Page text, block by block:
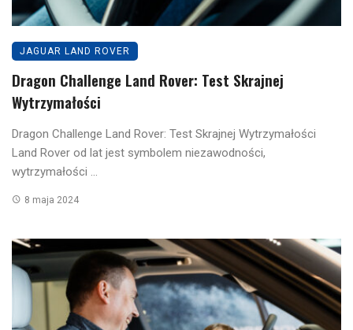
JAGUAR LAND ROVER
Dragon Challenge Land Rover: Test Skrajnej
Wytrzymałości
Dragon Challenge Land Rover: Test Skrajnej Wytrzymałości
Land Rover od lat jest symbolem niezawodności,
wytrzymałości ...
8 maja 2024